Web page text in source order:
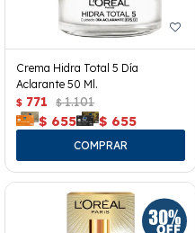
Crema Hidra Total 5 Día
Aclarante 50 Ml.
$ 771 $ 1.101
$ 655 $ 655